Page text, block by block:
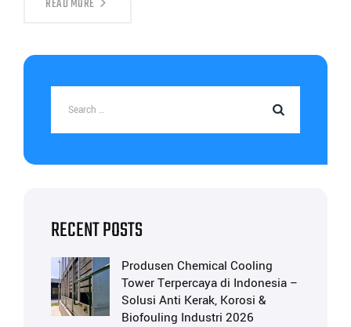
READ MORE
RECENT POSTS
Produsen Chemical Cooling
Tower Terpercaya di Indonesia –
Solusi Anti Kerak, Korosi &
Biofouling Industri 2026